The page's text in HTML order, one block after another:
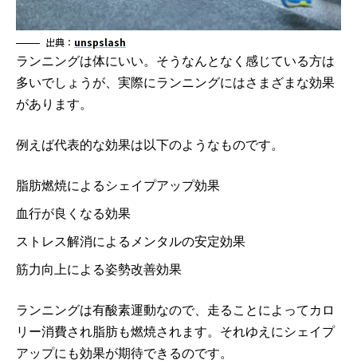
出典： unspslash
ランニングは体にいい。そうなんとなく感じている方は
多いでしょうが、実際にランニングにはさまざまな効果
があります。
例えば代表的な効果は以下のようなものです。
脂肪燃焼によるシェイプアップ効果
血行が良くなる効果
ストレス解消によるメンタルの安定効果
筋力向上による姿勢改善効果
ランニングは有酸素運動なので、走ることによってカロ
リー消費され脂肪も燃焼されます。それゆえにシェイプ
アップにも効果が期待できるのです。